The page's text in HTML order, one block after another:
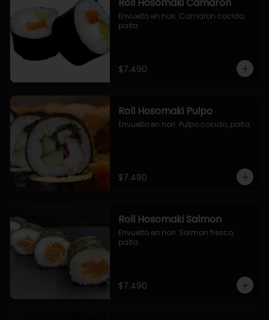
Envuelto en nori. Camaron cocido,
palta.
$7.490
Roll Hosomaki Pulpo
Envuelto en nori. Pulpo cocido, palta.
$7.490
Roll Hosomaki Salmon
Envuelto en nori. Salmon fresco,
palta.
$7.490